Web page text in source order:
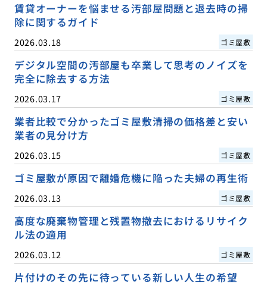
賃貸オーナーを悩ませる汚部屋問題と退去時の掃
除に関するガイド
2026.03.18 ゴミ屋敷
デジタル空間の汚部屋も卒業して思考のノイズを
完全に除去する方法
2026.03.17 ゴミ屋敷
業者比較で分かったゴミ屋敷清掃の価格差と安い
業者の見分け方
2026.03.15 ゴミ屋敷
ゴミ屋敷が原因で離婚危機に陥った夫婦の再生術
2026.03.13 ゴミ屋敷
高度な廃棄物管理と残置物撤去におけるリサイク
ル法の適用
2026.03.12 ゴミ屋敷
片付けのその先に待っている新しい人生の希望